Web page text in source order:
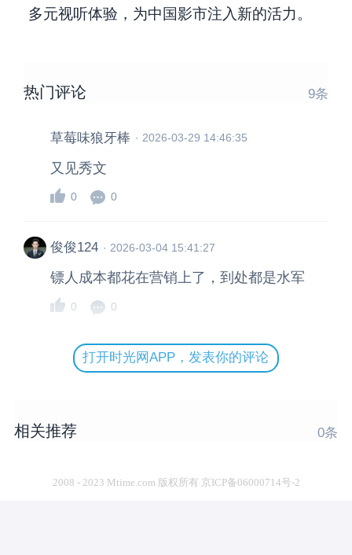
多元视听体验，为中国影市注入新的活力。
热门评论 9条
草莓味狼牙棒 ·2026-03-29 14:46:35
又见秀文
0 0
俊俊124 · 2026-03-04 15:41:27
镖人成本都花在营销上了，到处都是水军
0 0
打开时光网APP，发表你的评论
相关推荐 0条
2008 - 2023 Mtime.com 版权所有 京ICP备06000714号-2